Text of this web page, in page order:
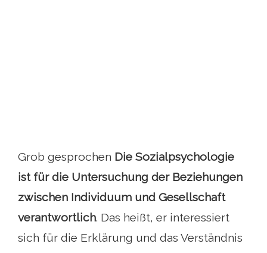
Grob gesprochen Die Sozialpsychologie
ist für die Untersuchung der Beziehungen
zwischen Individuum und Gesellschaft
verantwortlich. Das heißt, er interessiert
sich für die Erklärung und das Verständnis